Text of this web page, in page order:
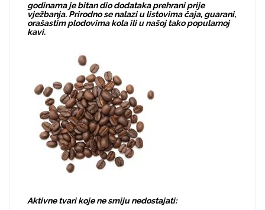
godinama je bitan dio dodataka prehrani prije
vježbanja. Prirodno se nalazi u listovima čaja, guarani,
orašastim plodovima kola ili u našoj tako popularnoj
kavi.
Aktivne tvari koje ne smiju nedostajati: